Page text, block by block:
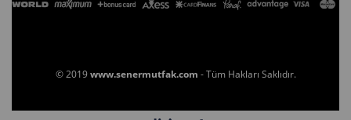
© 2019www.senermutfak.com - Tüm Hakları Saklıdır.